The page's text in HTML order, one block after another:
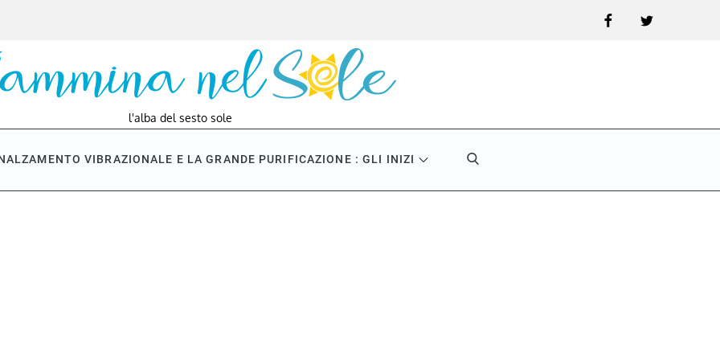
FacebookTwitter
l'alba del sesto sole
VIBRAZIONALE E LA GRANDE PURIFICAZIONE : GLI INIZI